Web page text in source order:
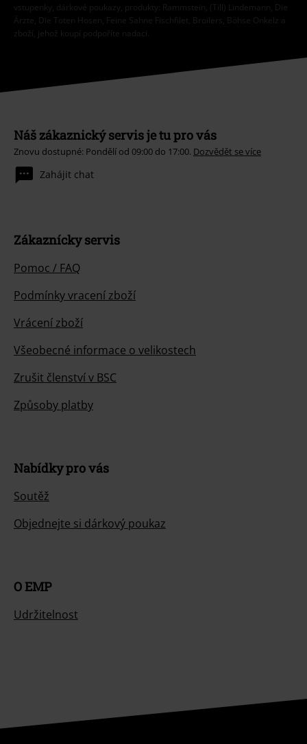
vstupenky, dárkové poukazy, produkty: Rammstein, (Till) Lindemann, Die
Ärzte, Die Toten Hosen, Feine Sahne Fischfilet, Broilers, Böhse Onkelz a
zboží, jehož koupí podpoříte nadaci.
Náš zákaznický servis je tu pro vás
Znovu dostupné: Pondělí od 09:00 do 17:00. Dozvědět se více
Zahájit chat
Zákaznícky servis
Pomoc / FAQ
Podmínky vracení zboží
Vrácení zboží
Všeobecné informace o velikostech
Zrušit členství v BSC
Způsoby platby
Nabídky pro vás
Soutěž
Objednejte si dárkový poukaz
O EMP
Udržitelnost